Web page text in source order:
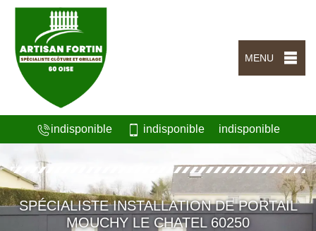
MENU
indisponible indisponible indisponible
SPÉCIALISTE INSTALLATION DE PORTAIL
MOUCHY LE CHATEL 60250